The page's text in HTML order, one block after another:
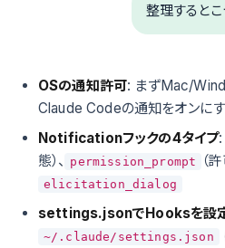
整理するとこ
OSの通知許可: まずMac/
Claude Codeの通知をオンに
Notificationフックの4タイプ:
態）、
permission_prompt （
elicitation_dialog
settings.jsonでHooksを設
~/.claude/settings.json